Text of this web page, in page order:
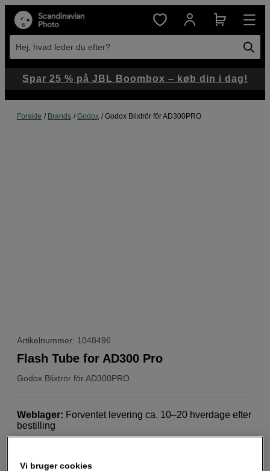
Hej, hvad leder du efter?
Forside Brands Godox Godox Blixtrör för AD300PRO
Artikelnummer: 1048496
Godox Blixtrör för AD300PRO
Flash Tube for AD300 Pro
Weblager: Forventet levering ca. 10–20 hverdage efter
bestilling
Spar 25 % på JBL Boombox – køb din i dag!
Vi bruger cookies